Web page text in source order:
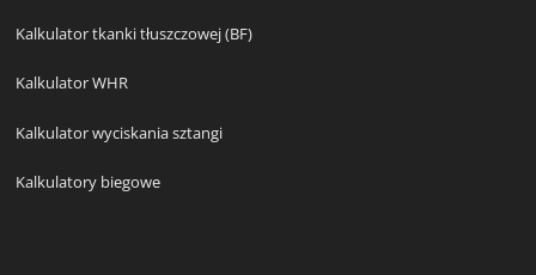
Kalkulator tkanki tłuszczowej (BF)
Kalkulator WHR
Kalkulator wyciskania sztangi
Kalkulatory biegowe